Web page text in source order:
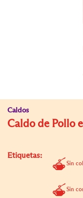
Caldos
Caldo de Pollo
Etiquetas:
Sin
Sin